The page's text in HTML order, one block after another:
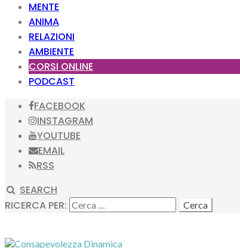
MENTE
ANIMA
RELAZIONI
AMBIENTE
CORSI ONLINE
PODCAST
FACEBOOK
INSTAGRAM
YOUTUBE
EMAIL
RSS
SEARCH
RICERCA PER: